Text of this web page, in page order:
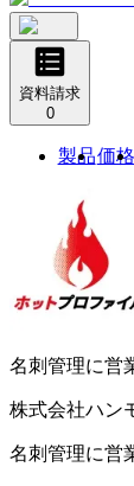
資料請求
0
製品価格
名刺管理に営
株式会社ハン
名刺管理に営